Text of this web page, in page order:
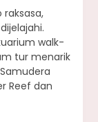
walk-
tur menarik
Reef dan